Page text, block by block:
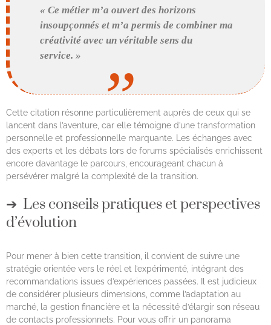
« Ce métier m’a ouvert des horizons
insoupçonnés et m’a permis de combiner ma
créativité avec un véritable sens du
service. »
Cette citation résonne particulièrement auprès de ceux qui se
lancent dans l’aventure, car elle témoigne d’une transformation
personnelle et professionnelle marquante. Les échanges avec
des experts et les débats lors de forums spécialisés enrichissent
encore davantage le parcours, encourageant chacun à
persévérer malgré la complexité de la transition.
Les conseils pratiques et perspectives
d’évolution
Pour mener à bien cette transition, il convient de suivre une
stratégie orientée vers le réel et l’expérimenté, intégrant des
recommandations issues d’expériences passées. Il est judicieux
de considérer plusieurs dimensions, comme l’adaptation au
marché, la gestion financière et la nécessité d’élargir son réseau
de contacts professionnels. Pour vous offrir un panorama